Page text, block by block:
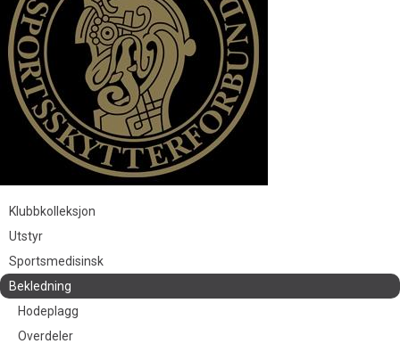
Klubbkolleksjon
Utstyr
Sportsmedisinsk
Bekledning
Hodeplagg
Overdeler